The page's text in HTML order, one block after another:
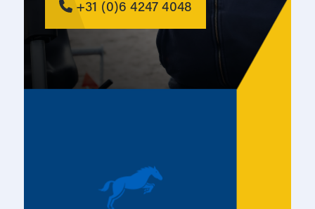
+31 (0)6 4247 4048